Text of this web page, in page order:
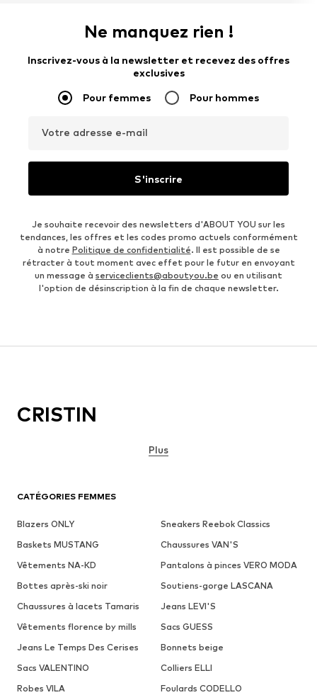
Ne manquez rien !
Inscrivez-vous à la newsletter et recevez des offres
exclusives
Pour femmes Pour hommes
Votre adresse e-mail
S'inscrire
Je souhaite recevoir des newsletters d'ABOUT YOU sur les
tendances, les offres et les codes promo actuels conformément
à notre Politique de confidentialité. Il est possible de se
rétracter à tout moment avec effet pour le futur en envoyant
un message à serviceclients@aboutyou.be ou en utilisant
l'option de désinscription à la fin de chaque newsletter.
CATÉGORIES FEMMES
Blazers ONLY
Sneakers Reebok Classics
Baskets MUSTANG
Chaussures VAN'S
Vêtements NA-KD
Pantalons à pinces VERO MODA
Bottes après-ski noir
Soutiens-gorge LASCANA
Chaussures à lacets Tamaris
Jeans LEVI'S
Vêtements florence by mills
Sacs GUESS
Jeans Le Temps Des Cerises
Bonnets beige
Sacs VALENTINO
Colliers ELLI
Robes VILA
Foulards CODELLO
CRISTIN
Plus